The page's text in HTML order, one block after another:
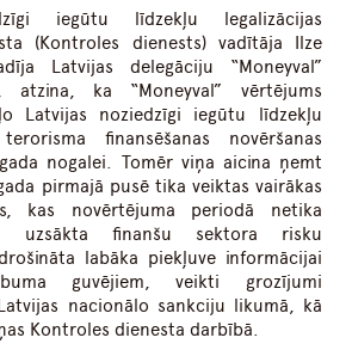
iegūtu līdzekļu legalizācijas
(Kontroles dienests) vadītāja Ilze
Latvijas delegāciju “Moneyval”
atzina, ka “Moneyval” vērtējums
Latvijas noziedzīgi iegūtu līdzekļu
finansēšanas novēršanas
nogalei. Tomēr viņa aicina ņemt
pirmajā pusē tika veiktas vairākas
kas novērtējuma periodā netika
uzsākta finanšu sektora risku
labāka piekļuve informācijai
guvējiem, veikti grozījumi
nacionālo sankciju likumā, kā
Kontroles dienesta darbībā.